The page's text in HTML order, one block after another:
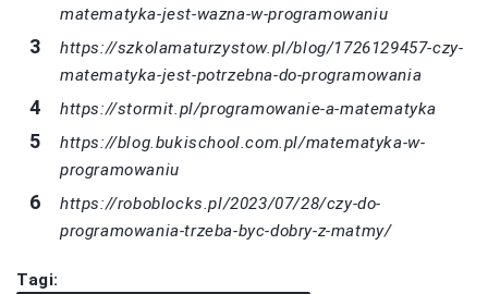
matematyka-jest-wazna-w-programowaniu
https://szkolamaturzystow.pl/blog/1726129457-czy-
matematyka-jest-potrzebna-do-programowania
https://stormit.pl/programowanie-a-matematyka
https://blog.bukischool.com.pl/matematyka-w-
programowaniu
https://roboblocks.pl/2023/07/28/czy-do-
programowania-trzeba-byc-dobry-z-matmy/
Tagi: